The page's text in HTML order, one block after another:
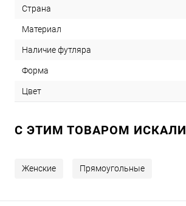
Страна
Материал
Наличие футляра
Форма
Цвет
C ЭТИМ ТОВАРОМ ИСКАЛИ
Женские Прямоугольные